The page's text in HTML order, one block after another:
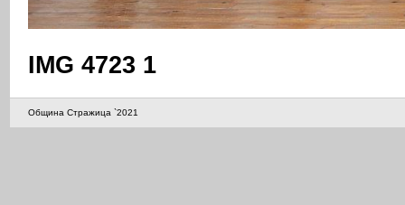
IMG 4723 1
Община Стражица `2021